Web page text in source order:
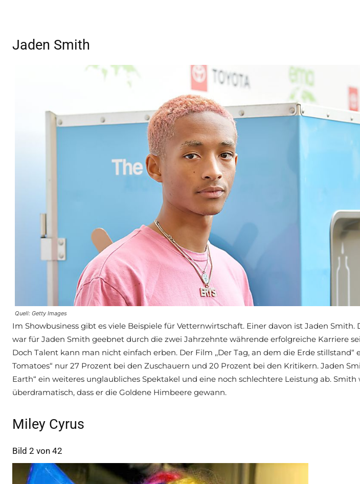
Jaden Smith
Quell: Getty Images
Im Showbusiness gibt es viele Beispiele für Vetternwirtschaft. Einer davon ist Jaden Smith.
war für Jaden Smith geebnet durch die zwei Jahrzehnte währende erfolgreiche Karriere
Doch Talent kann man nicht einfach erben. Der Film ,,Der Tag, an dem die Erde stillstand“
Tomatoes“ nur 27 Prozent bei den Zuschauern und 20 Prozent bei den Kritikern. Jaden
Earth“ ein weiteres unglaubliches Spektakel und eine noch schlechtere Leistung ab. Smith
überdramatisch, dass er die Goldene Himbeere gewann.
Miley Cyrus
Bild 2 von 42